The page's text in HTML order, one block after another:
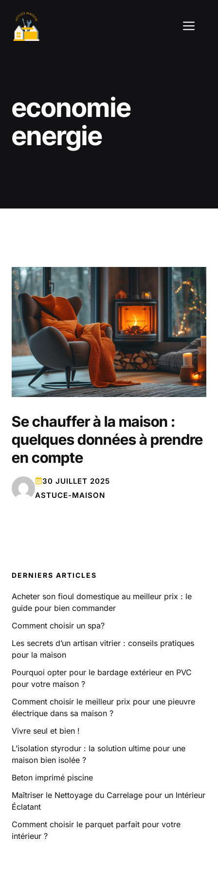
contenu
economie
energie
DERNIERS ARTICLES
Acheter son fioul domestique au meilleur prix : le
guide pour bien commander
Comment choisir un spa?
Les secrets d’un artisan vitrier : conseils pratiques
pour la maison
Pourquoi opter pour le bardage extérieur en PVC
pour votre maison ?
Comment choisir le meilleur prix pour une pieuvre
électrique dans sa maison ?
Vivre seul et bien !
L’isolation styrodur : la solution ultime pour une
maison bien isolée ?
Beton imprimé piscine
Maîtriser le Nettoyage du Carrelage pour un Intérieur
Éclatant
Comment choisir le parquet parfait pour votre
intérieur ?
Se chauffer à la maison :
quelques données à prendre
en compte
30 JUILLET 2025
ASTUCE-MAISON